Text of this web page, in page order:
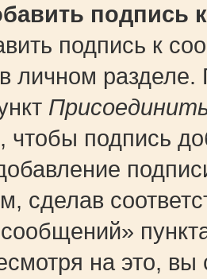
подпись
подпись к
личном
чтобы подпись
сделав
на это,